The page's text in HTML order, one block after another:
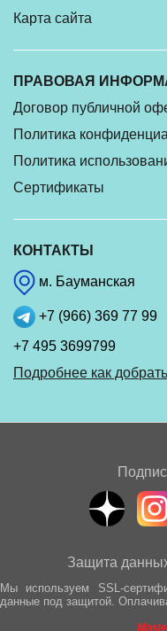
Карта сайта
ПРАВОВАЯ
Договор публичной
Политика
Политика
Сертификаты
КОНТАКТЫ
м. Бауманская
+7 (966) 369 77 99
+7 495 3699799
Подробнее как
Защита
Мы используем SSL-
данные под защитой.